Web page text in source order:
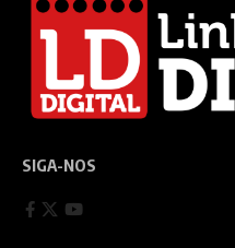
SIGA-NOS